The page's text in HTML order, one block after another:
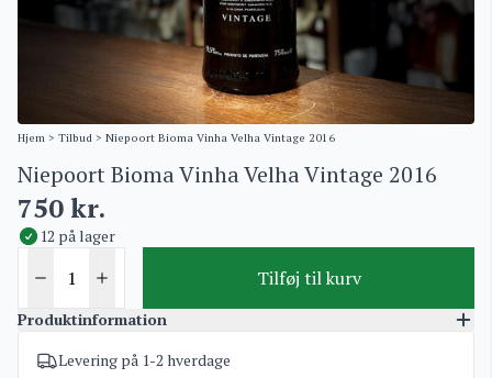
Hjem > Tilbud > Niepoort Bioma Vinha Velha Vintage 2016
Niepoort Bioma Vinha Velha Vintage 2016
750kr.
12 på lager
Tilføj til kurv
Produktinformation
Varenummer
3826
Levering på 1-2 hverdage